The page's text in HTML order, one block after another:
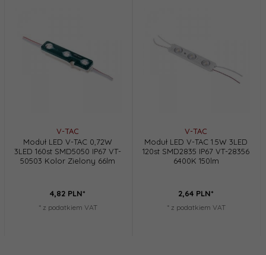
V-TAC
Moduł LED V-TAC 0,72W
3LED 160st SMD5050 IP67 VT-
50503 Kolor Zielony 66lm
4,82 PLN*
* z podatkiem VAT
V-TAC
Moduł LED V-TAC 1.5W 3LED
120st SMD2835 IP67 VT-28356
6400K 150lm
2,64 PLN*
* z podatkiem VAT